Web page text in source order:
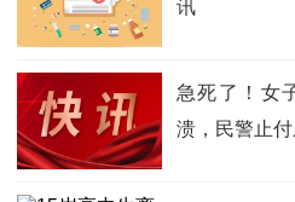
讯
急死了！女
溃，民警止